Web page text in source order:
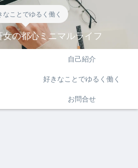
なことでゆるく働く
の都心ミニマルライフ
自己紹介
好きなことでゆるく働く
お問合せ